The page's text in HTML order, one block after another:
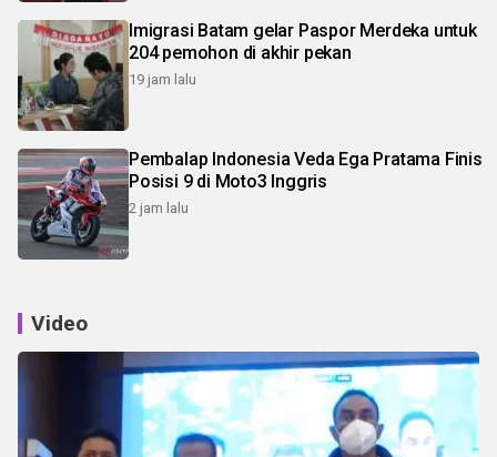
Imigrasi Batam gelar Paspor Merdeka untuk
204 pemohon di akhir pekan
19 jam lalu
Pembalap Indonesia Veda Ega Pratama Finis
Posisi 9 di Moto3 Inggris
2 jam lalu
Video